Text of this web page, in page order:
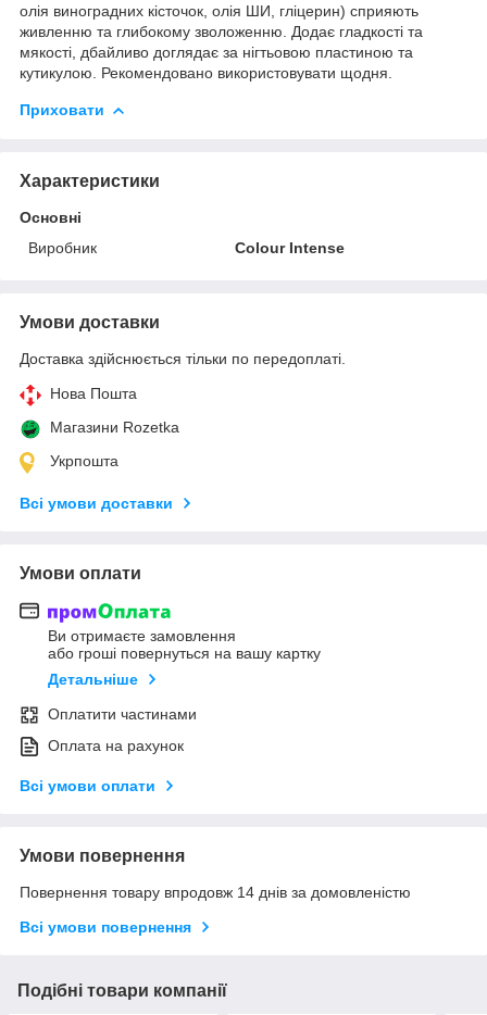
олія виноградних кісточок, олія ШИ, гліцерин) сприяють
живленню та глибокому зволоженню. Додає гладкості та
мякості, дбайливо доглядає за нігтьовою пластиною та
кутикулою. Рекомендовано використовувати щодня.
Приховати
Характеристики
Основні
Виробник
Colour Intense
Умови доставки
Доставка здійснюється тільки по передоплаті.
Нова Пошта
Магазини Rozetka
Укрпошта
Всі умови доставки
Умови оплати
Ви отримаєте замовлення
або гроші повернуться на вашу картку
Детальніше
Оплатити частинами
Оплата на рахунок
Всі умови оплати
Умови повернення
Повернення товару впродовж 14 днів за домовленістю
Всі умови повернення
Подібні товари компанії